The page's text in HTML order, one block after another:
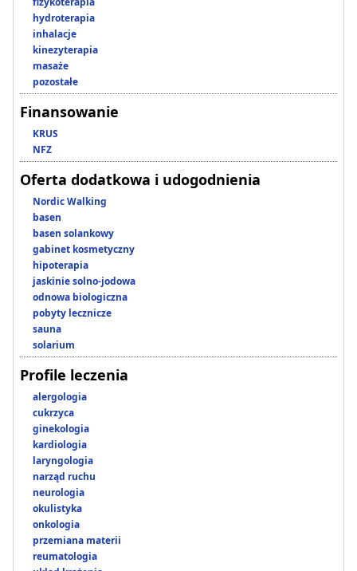
hydroterapia
inhalacje
kinezyterapia
masaże
pozostałe
Finansowanie
KRUS
NFZ
Oferta dodatkowa i udogodnienia
Nordic Walking
basen
basen solankowy
gabinet kosmetyczny
hipoterapia
jaskinie solno-jodowa
odnowa biologiczna
pobyty lecznicze
sauna
solarium
Profile leczenia
alergologia
cukrzyca
ginekologia
kardiologia
laryngologia
narząd ruchu
neurologia
okulistyka
onkologia
przemiana materii
reumatologia